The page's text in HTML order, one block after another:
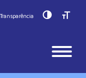
Transparência Toggle